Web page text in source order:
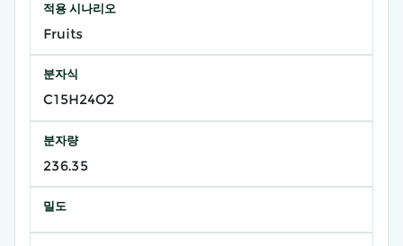
적용 시나리오
Fruits
분자식
C15H24O2
분자량
236.35
밀도